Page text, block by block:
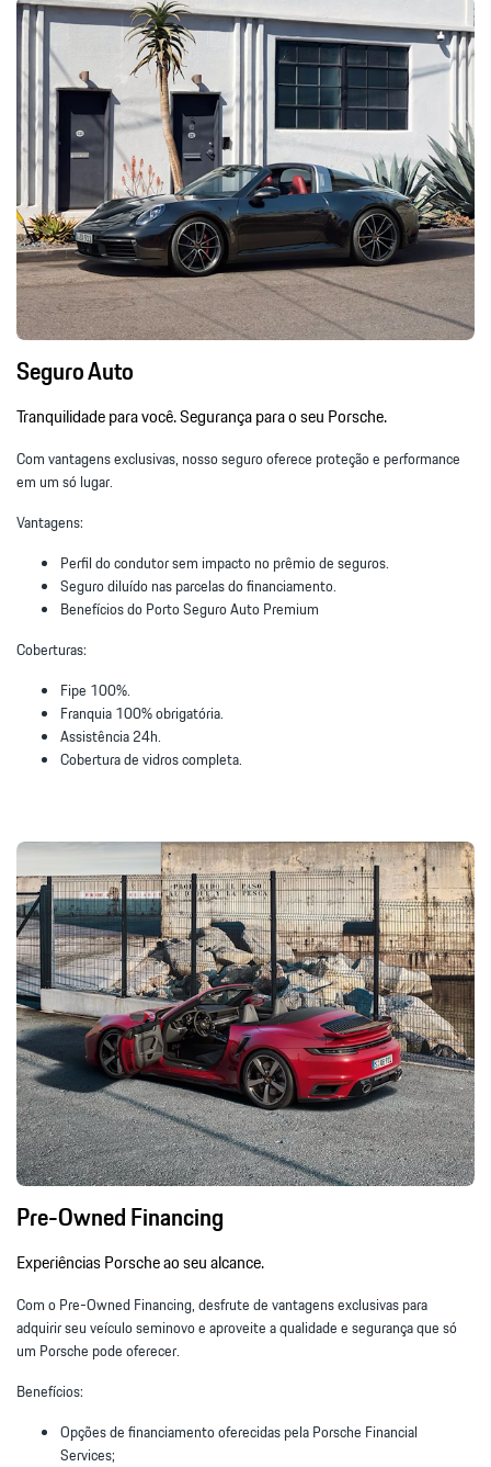
Seguro Auto
Tranquilidade para você. Segurança para o seu Porsche.
Com vantagens exclusivas, nosso seguro oferece proteção e performance
em um só lugar.
Vantagens:
Perfil do condutor sem impacto no prêmio de seguros.
Seguro diluído nas parcelas do financiamento.
Benefícios do Porto Seguro Auto Premium
Coberturas:
Fipe 100%.
Franquia 100% obrigatória.
Assistência 24h.
Cobertura de vidros completa.
Pre-Owned Financing
Experiências Porsche ao seu alcance.
Com o Pre-Owned Financing, desfrute de vantagens exclusivas para
adquirir seu veículo seminovo e aproveite a qualidade e segurança que só
um Porsche pode oferecer.
Benefícios:
Opções de financiamento oferecidas pela Porsche Financial
Services;